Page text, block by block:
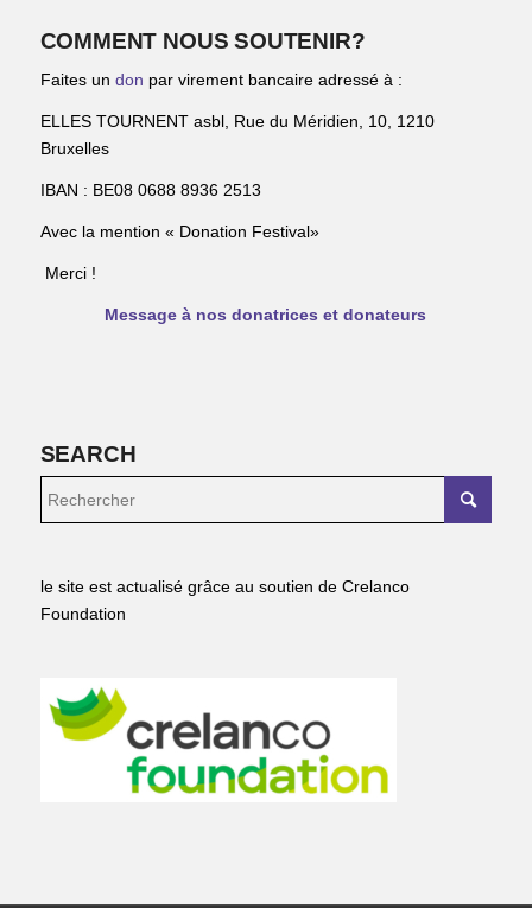
COMMENT NOUS SOUTENIR?
Faites un don par virement bancaire adressé à :
ELLES TOURNENT asbl, Rue du Méridien, 10, 1210
Bruxelles
IBAN : BE08 0688 8936 2513
Avec la mention « Donation Festival»
Merci !
Message à nos donatrices et donateurs
SEARCH
le site est actualisé grâce au soutien de Crelanco
Foundation